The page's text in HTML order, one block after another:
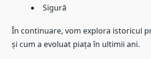
Sigură
În continuare, vom explora istoricul
și cum a evoluat piața în ultimii ani.